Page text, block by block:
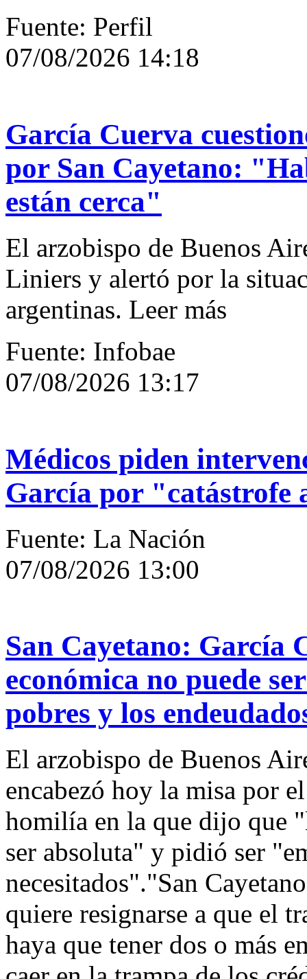
Fuente: Perfil
07/08/2026 14:18
García Cuerva
por San Cayetano:
están cerca"
El arzobispo de Buenos
Liniers y alertó por la
argentinas. Leer más
Fuente: Infobae
07/08/2026 13:17
Médicos piden
García por "catástrofe
Fuente: La Nación
07/08/2026 13:00
San Cayetano:
económica no puede
pobres y los
El arzobispo de Buenos
encabezó hoy la misa por
homilía en la que dijo que
ser absoluta" y pidió ser
necesitados"."San
quiere resignarse a que el
haya que tener dos o más